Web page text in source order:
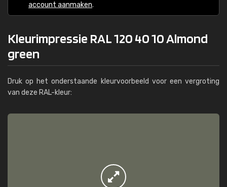
account aanmaken.
Kleurimpressie RAL 120 40 10 Almond
green
Druk op het onderstaande kleurvoorbeeld voor een vergroting
van deze RAL-kleur: